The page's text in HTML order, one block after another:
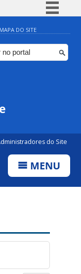
Simplifique!
BR
Participe
MAPA DO SITE
do Site
MENU